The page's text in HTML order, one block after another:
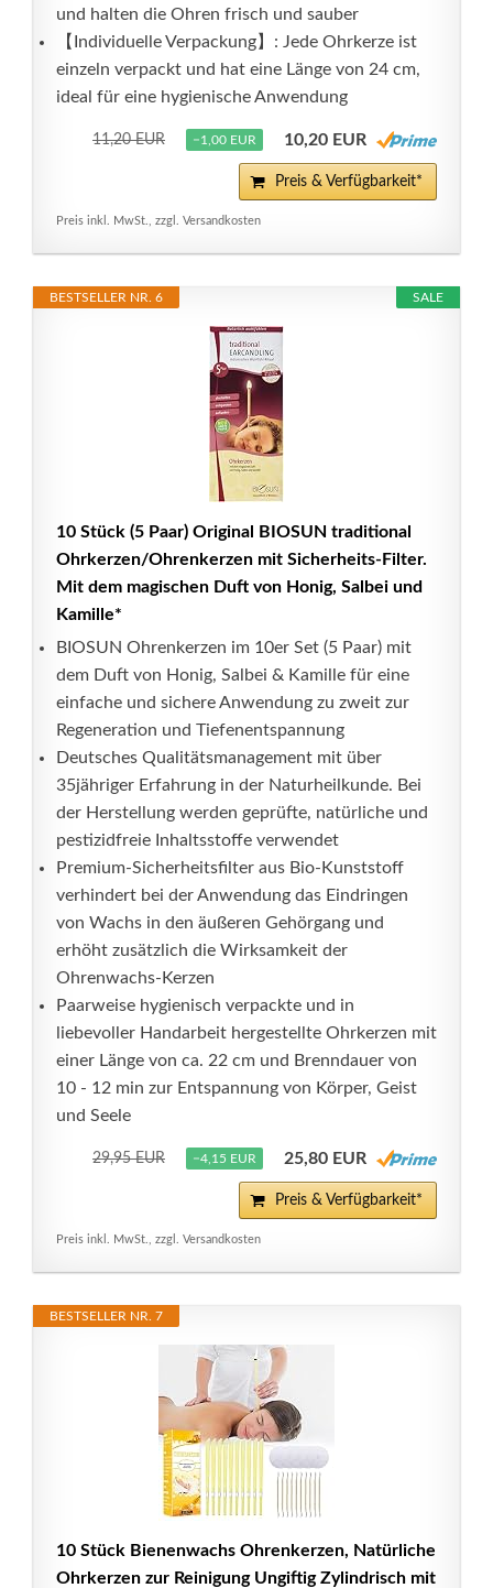
und halten die Ohren frisch und sauber
【Individuelle Verpackung】: Jede Ohrkerze ist
einzeln verpackt und hat eine Länge von 24 cm,
ideal für eine hygienische Anwendung
11,20 EUR −1,00 EUR 10,20 EUR
Preis & Verfügbarkeit*
Preis inkl. MwSt., zzgl. Versandkosten
SALE
BESTSELLER NR. 6
10 Stück (5 Paar) Original BIOSUN traditional
Ohrkerzen/Ohrenkerzen mit Sicherheits-Filter.
Mit dem magischen Duft von Honig, Salbei und
Kamille*
BIOSUN Ohrenkerzen im 10er Set (5 Paar) mit
dem Duft von Honig, Salbei & Kamille für eine
einfache und sichere Anwendung zu zweit zur
Regeneration und Tiefenentspannung
Deutsches Qualitätsmanagement mit über
35jähriger Erfahrung in der Naturheilkunde. Bei
der Herstellung werden geprüfte, natürliche und
pestizidfreie Inhaltsstoffe verwendet
Premium-Sicherheitsfilter aus Bio-Kunststoff
verhindert bei der Anwendung das Eindringen
von Wachs in den äußeren Gehörgang und
erhöht zusätzlich die Wirksamkeit der
Ohrenwachs-Kerzen
Paarweise hygienisch verpackte und in
liebevoller Handarbeit hergestellte Ohrkerzen mit
einer Länge von ca. 22 cm und Brenndauer von
10 - 12 min zur Entspannung von Körper, Geist
und Seele
29,95 EUR −4,15 EUR 25,80 EUR
Preis & Verfügbarkeit*
Preis inkl. MwSt., zzgl. Versandkosten
BESTSELLER NR. 7
10 Stück Bienenwachs Ohrenkerzen, Natürliche
Ohrkerzen zur Reinigung Ungiftig Zylindrisch mit